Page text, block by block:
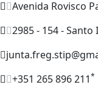
Avenida Rovisco
2985 - 154 -
+351 265 896 211*